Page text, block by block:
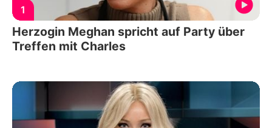
1
Herzogin Meghan spricht auf Party über
Treffen mit Charles